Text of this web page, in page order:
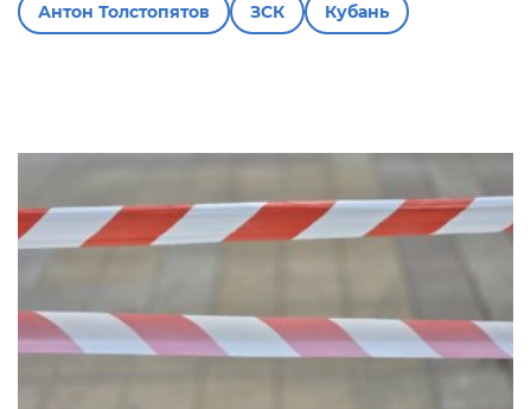
Антон Толстопятов ЗСК Кубань